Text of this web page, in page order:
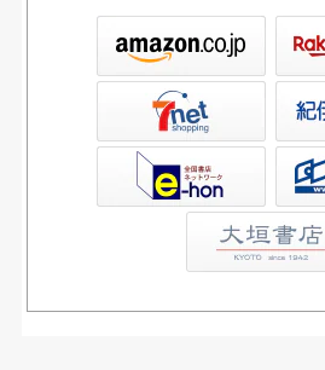
書店ウェブストア